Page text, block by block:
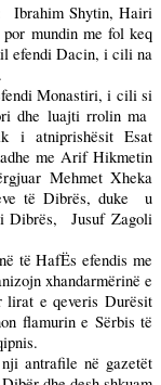
Ibrahim Shytin, Hairi
por mundin me fol keq
efendi Dacin, i cili na
Monastiri, i cili si
dhe luajti rrolin ma
i atniprishësit Esat
me Arif Hikmetin
Mehmet Xheka
të Dibrës, duke
u
Dibrës,
Jusuf Zagoli
të HafËs efendis me
xhandarmërinë e
lirat e qeveris Durësit
flamurin e Sërbis të
antrafile në gazetët